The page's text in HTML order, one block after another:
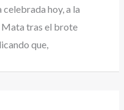
hoy, a la
Mata tras el brote
que,